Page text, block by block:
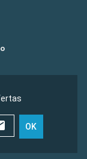
OK